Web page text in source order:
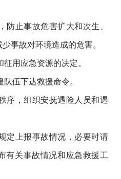
防止事故危害扩大和次生、
事故对环境造成的危害。
用应急资源的决定。
伍下达救援命令。
序，组织安抚遇险人员和遇
定上报事故情况，必要时请
有关事故情况和应急救援工